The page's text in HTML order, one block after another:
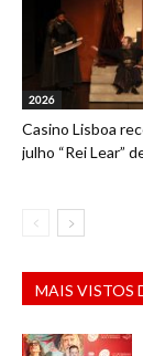
2026
Casino Lisboa
julho “Rei Lear”
MAIS VISTOS